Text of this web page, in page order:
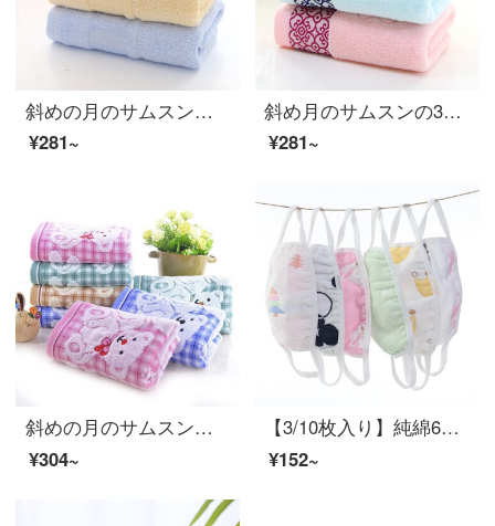
斜めの月のサムスンの3条は竹の繊維のタオルを詰めて厚いことをプラスして、柔らかい肌のタオルの多花型のオプションの竹の繊維のタオルの3条が詰めます。
¥281~
斜め月のサムスンの3条はネットの花のタオルを詰めます。
¥281~
斜めの月のサムスンの2/8条は純綿の児童のタオルを詰めて柔軟に水を吸い込んで顔を洗うタオルの4条は普通の漫画のタオルを詰めます
¥304~
【3/10枚入り】純綿6枚の糸の布地カバー安全環境保護防塵剤無蛍光剤3本は大人用マスクを装着しています。
¥152~